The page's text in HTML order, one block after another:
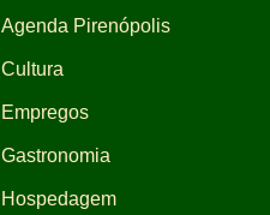
Agenda Pirenópolis
Cultura
Empregos
Gastronomia
Hospedagem